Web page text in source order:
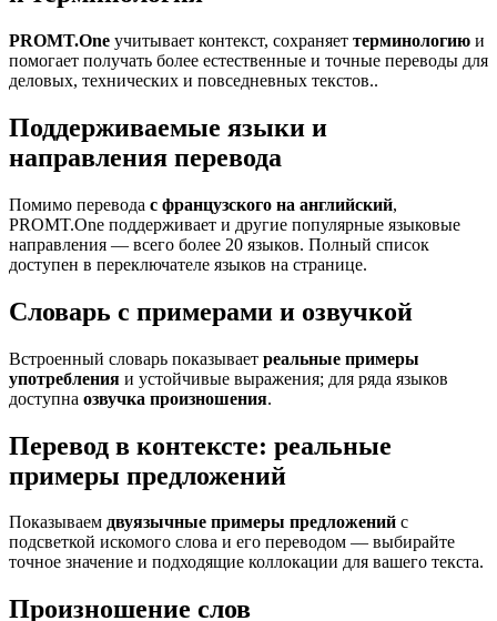
PROMT.One учитывает контекст, сохраняет терминологию и
помогает получать более естественные и точные переводы для
деловых, технических и повседневных текстов..
Поддерживаемые языки и
направления перевода
Помимо перевода с французского на английский,
PROMT.One поддерживает и другие популярные языковые
направления — всего более 20 языков. Полный список
доступен в переключателе языков на странице.
Словарь с примерами и озвучкой
Встроенный словарь показывает реальные примеры
употребления и устойчивые выражения; для ряда языков
доступна озвучка произношения.
Перевод в контексте: реальные
примеры предложений
Показываем двуязычные примеры предложений с
подсветкой искомого слова и его переводом — выбирайте
точное значение и подходящие коллокации для вашего текста.
Произношение слов